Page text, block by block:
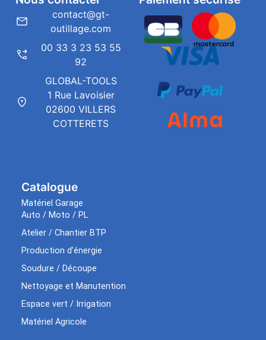
Catalogue
Matériel Garage
Auto / Moto / PL
Atelier / Chantier BTP
Production d’énergie
Soudure / Découpe
Nettoyage et Manutention
Espace vert / Irrigation
Matériel Agricole
contact@gt-
outillage.com
00 33 3 23 53 55
92
GLOBAL-TOOLS
1 Rue Lavoisier
02600 VILLERS
COTTERETS